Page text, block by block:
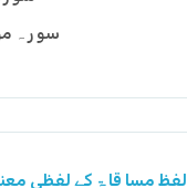
سو ر ہ
لفظ مسا قا ۃ کے لفظی